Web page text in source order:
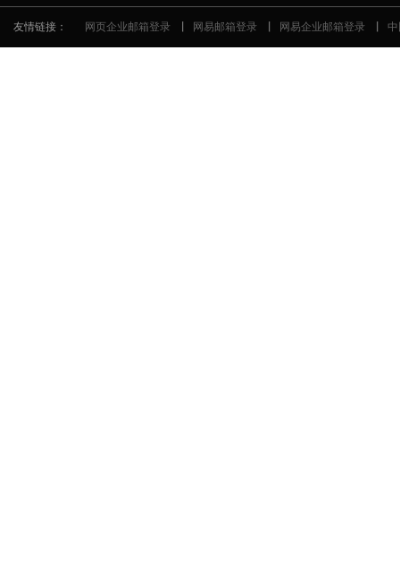
友情链接： 网页企业邮箱登录 网易邮箱登录 网易企业邮箱登录